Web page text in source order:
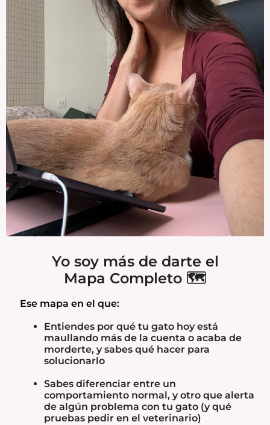
Yo soy más de darte el
Mapa Completo 🗺️
Ese mapa en el que:
Entiendes por qué tu gato hoy está
maullando más de la cuenta o acaba de
morderte, y sabes qué hacer para
solucionarlo
Sabes diferenciar entre un
comportamiento normal, y otro que alerta
de algún problema con tu gato (y qué
pruebas pedir en el veterinario)